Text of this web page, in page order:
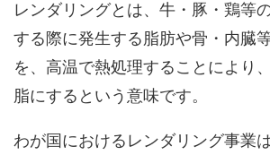
レンダリングとは、牛・豚・鶏等
する際に発生する脂肪や骨・内臓
を、高温で熱処理することにより
脂にするという意味です。
わが国におけるレンダリング事業